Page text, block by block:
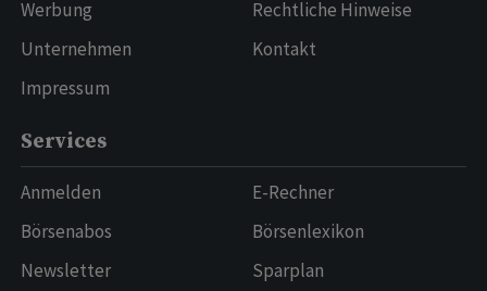
Werbung
Unternehmen
Impressum
Rechtliche Hinweise
Kontakt
Services
Anmelden
Börsenabos
Newsletter
E-Rechner
Börsenlexikon
Sparplan